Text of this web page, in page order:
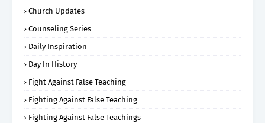
Church Updates
Counseling Series
Daily Inspiration
Day In History
Fight Against False Teaching
Fighting Against False Teaching
Fighting Against False Teachings